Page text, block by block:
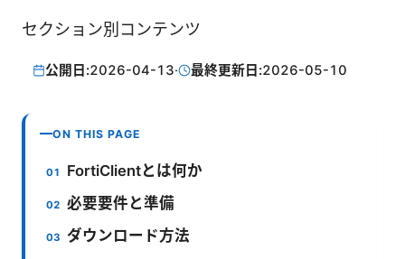
セクション別コンテンツ
公開日:2026-04-13· 最終更新日:2026-05-10
ON THIS PAGE
FortiClientとは何か
必要要件と準備
ダウンロード方法